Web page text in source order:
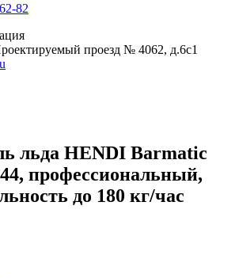
82
проезд № 4062, д.6с1
льда HENDI Barmatic
профессиональный,
до 180 кг/час